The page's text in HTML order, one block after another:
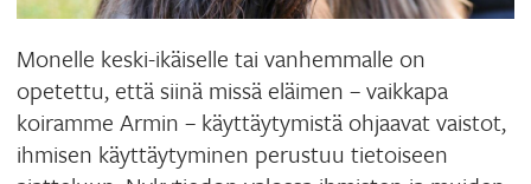
Monelle keski-ikäiselle tai vanhemmalle on
opetettu, että siinä missä eläimen – vaikkapa
koiramme Armin – käyttäytymistä ohjaavat vaistot,
ihmisen käyttäytyminen perustuu tietoiseen